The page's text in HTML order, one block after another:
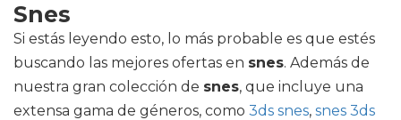
Snes
Si estás leyendo esto, lo más probable es que estés
buscando las mejores ofertas en snes. Además de
nuestra gran colección de snes, que incluye una
extensa gama de géneros, como 3ds snes, snes 3ds